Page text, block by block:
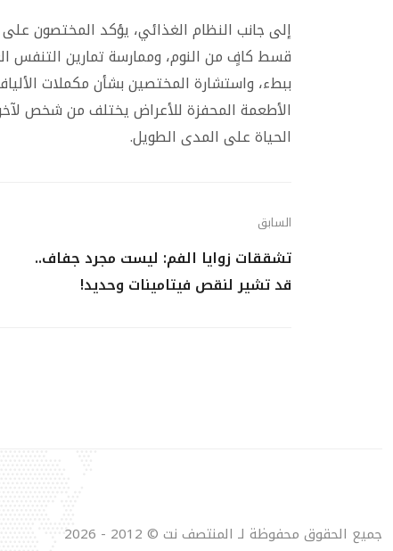
إلى جانب النظام الغذائي، يؤكد المختصون
قسط كافٍ من النوم، وممارسة تمارين التنفس
ببطء، واستشارة المختصين بشأن مكملات
الأطعمة المحفزة للأعراض يختلف من شخص
الحياة على المدى الطويل.
السابق
تشققات زوايا الفم: ليست مجرد جفاف..
قد تشير لنقص فيتامينات وحديد!
جميع الحقوق محفوظة لـ المنتصف نت © 2012 - 2026